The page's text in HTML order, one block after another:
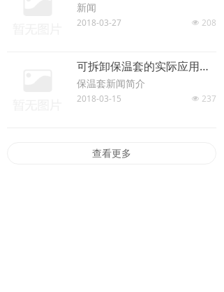
新闻
넶 208
2018-03-27
可拆卸保温套的实际应用优势
保温套新闻简介
넶 237
2018-03-15
查看更多